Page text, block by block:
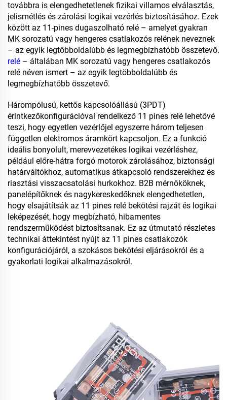
továbbra is elengedhetetlenek fizikai villamos elválasztás,
jelismétlés és zárolási logikai vezérlés biztosításához. Ezek
között az 11-pines dugaszolható relé – amelyet gyakran
MK sorozatú vagy hengeres csatlakozós relének neveznek
– az egyik legtöbboldalúbb és legmegbízhatóbb összetevő.
relé – általában MK sorozatú vagy hengeres csatlakozós
relé néven ismert – az egyik legtöbboldalúbb és
legmegbízhatóbb összetevő.
Hárompólusú, kettős kapcsolóállású (3PDT)
érintkezőkonfigurációval rendelkező 11 pines relé lehetővé
teszi, hogy egyetlen vezérlőjel egyszerre három teljesen
független elektromos áramkört kapcsoljon. Ez a funkció
ideális bonyolult, merevvezetékes logikai vezérléshez,
például előre-hátra forgó motorok zárolásához, biztonsági
határváltókhoz, automatikus átkapcsoló rendszerekhez és
riasztási visszacsatolási hurkokhoz. B2B mérnököknek,
panelépítőknek és nagykereskedőknek elengedhetetlen,
hogy elsajátítsák az 11 pines relé bekötési rajzát és logikai
leképezését, hogy megbízható, hibamentes
rendszerműködést biztosítsanak. Ez az útmutató részletes
technikai áttekintést nyújt az 11 pines csatlakozók
konfigurációjáról, a szokásos bekötési eljárásokról és a
gyakorlati logikai alkalmazásokról.